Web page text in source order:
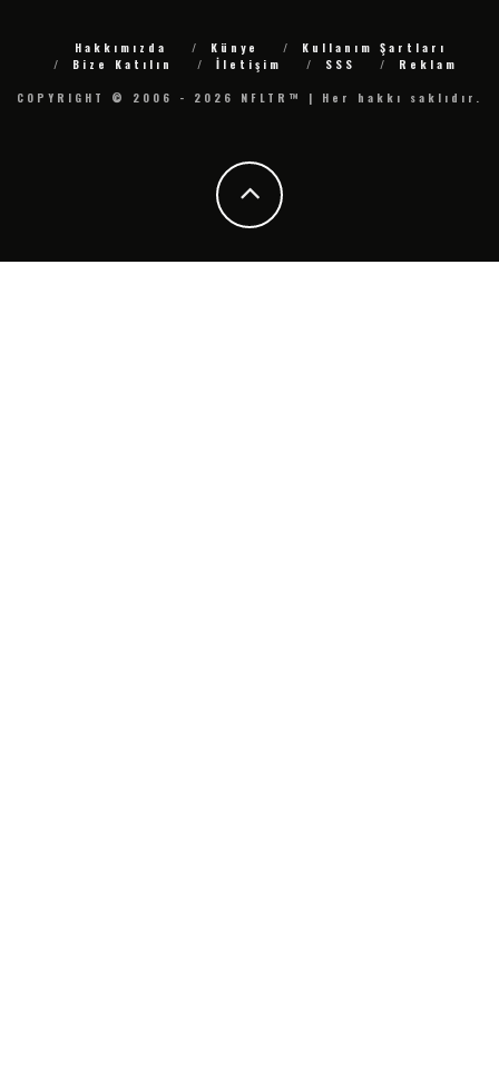
Hakkımızda Künye
Kullanım Şartları
Bize Katılın
İletişim SSS
Reklam
COPYRIGHT © 2006 - 2026 NFLTR™ | Her hakkı saklıdır.